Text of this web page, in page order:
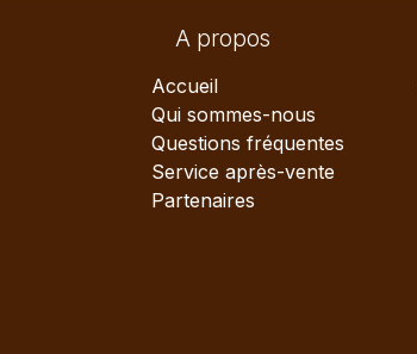
A propos
Accueil
Qui sommes-nous
Questions fréquentes
Service après-vente
Partenaires